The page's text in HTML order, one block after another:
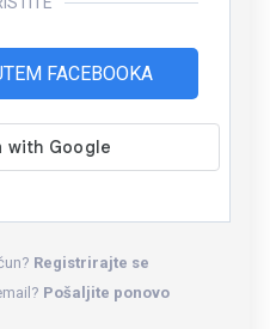
FACEBOOKA
Registrirajte se
Pošaljite ponovo